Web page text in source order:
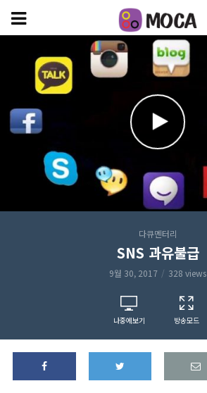
다큐멘터리
SNS 과유불급
9월 30, 2017 328 views
나중에보기 방송모드